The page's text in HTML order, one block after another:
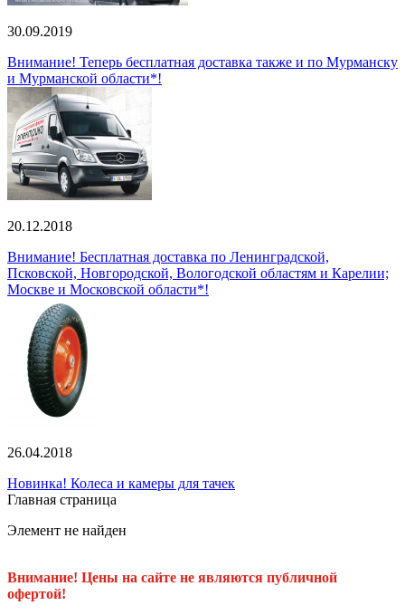
30.09.2019
Внимание! Теперь бесплатная доставка также и по Мурманску
и Мурманской области*!
20.12.2018
Внимание! Бесплатная доставка по Ленинградской,
Псковской, Новгородской, Вологодской областям и Карелии;
Москве и Московской области*!
26.04.2018
Новинка! Колеса и камеры для тачек
Главная страница
Элемент не найден
Внимание! Цены на сайте не являются публичной
офертой!